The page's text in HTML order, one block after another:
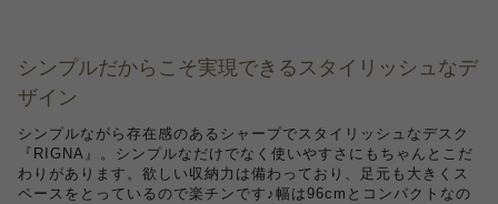
シンプルだからこそ実現できるスタイリッシュなデ
ザイン
シンプルながら存在感のあるシャープでスタイリッシュなデスク
『RIGNA』。シンプルなだけでなく使いやすさにもちゃんとこだ
わりがあります。欲しい収納力は備わっており、足元も大きくス
ペースをとっているので楽チンです♪幅は96cmとコンパクトなの